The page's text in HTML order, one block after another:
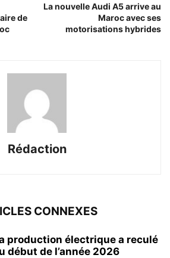
de
La nouvelle Audi A5 arrive au
Maroc avec ses
motorisations hybrides
Rédaction
CONNEXES
production électrique a reculé
début de l’année 2026